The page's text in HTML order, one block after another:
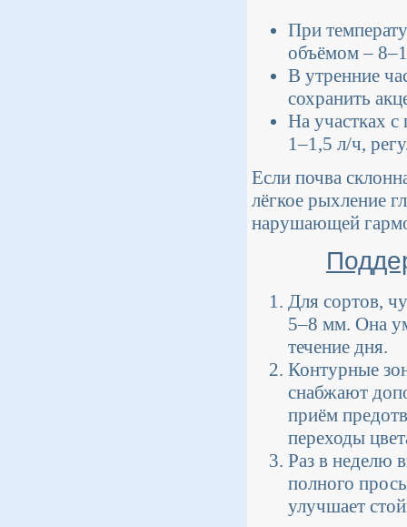
При
объёмом –
В утренние
сохранить
На участках
1–1,5 л/ч,
Если почва
лёгкое рыхление
нарушающей
Для сортов,
5–8 мм. Она
течение дня.
Контурные
снабжают
приём
переходы
Раз в неделю
полного
улучшает